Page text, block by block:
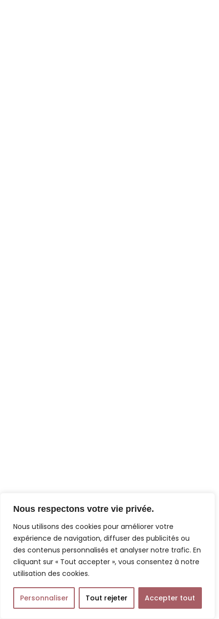
Nous respectons votre vie privée.
Nous utilisons des cookies pour améliorer votre
expérience de navigation, diffuser des publicités ou
des contenus personnalisés et analyser notre trafic. En
cliquant sur « Tout accepter », vous consentez à notre
utilisation des cookies.
Personnaliser Tout rejeter Accepter tout